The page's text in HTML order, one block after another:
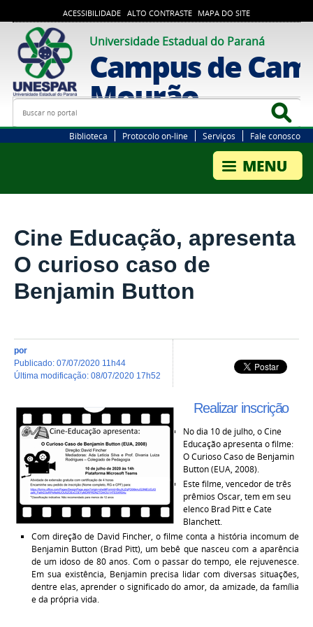
ACESSIBILIDADE ALTO CONTRASTE MAPA DO SITE
Universidade Estadual do Paraná
Campus de
Mourão
Busca
Biblioteca Protocolo on-line Serviços Fale conosco
Cine Educação, apresenta
O curioso caso de
Benjamin Button
por
publicado: 07/07/2020 11h44
última modificação: 08/07/2020 17h52
Realizar inscrição
No dia 10 de julho, o Cine
Educação apresenta o filme:
O Curioso Caso de Benjamin
Button (EUA, 2008).
Este filme, vencedor de três
prêmios Oscar, tem em seu
elenco Brad Pitt e Cate
Blanchett.
Com direção de David Fincher, o filme conta a história incomum de
Benjamin Button (Brad Pitt), um bebê que nasceu com a aparência
de um idoso de 80 anos. Com o passar do tempo, ele rejuvenesce.
Em sua existência, Benjamin precisa lidar com diversas situações,
dentre elas, aprender o significado do amor, da amizade, da família
e da própria vida.